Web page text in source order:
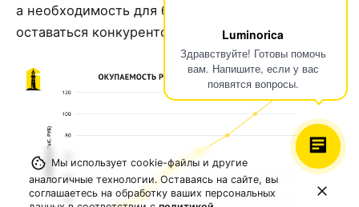
Luminorica
Здравствуйте! Готовы помочь
вам. Напишите, если у вас
появятся вопросы.
а необходимость для бизнеса, который хочет
оставаться конкурентоспособным.
Мы использует cookie-файлы и другие
аналогичные технологии. Оставаясь на сайте, вы
соглашаетесь на обработку ваших персональных